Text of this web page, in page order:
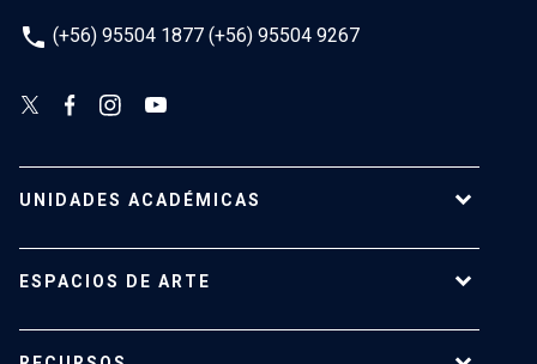
phone (+56) 95504 1877 (+56) 95504 9267
UNIDADES ACADÉMICAS
Escuela de Arte
ESPACIOS DE ARTE